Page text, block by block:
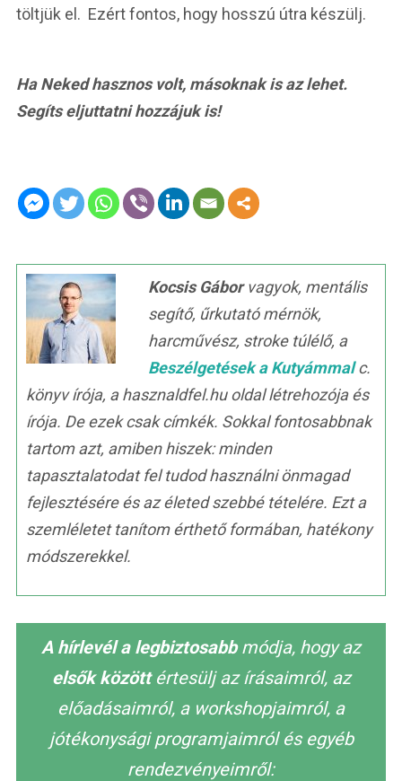
töltjük el. Ezért fontos, hogy hosszú útra készülj.
Ha Neked hasznos volt, másoknak is az lehet.
Segíts eljuttatni hozzájuk is!
Kocsis Gáborvagyok, mentális
segítő, űrkutató mérnök,
harcművész, stroke túlélő, a
Beszélgetések a Kutyámmalc.
könyv írója, a hasznaldfel.hu oldal létrehozója és
írója. De ezek csak címkék. Sokkal fontosabbnak
tartom azt, amiben hiszek: minden
tapasztalatodat fel tudod használni önmagad
fejlesztésére és az életed szebbé tételére. Ezt a
szemléletet tanítom érthető formában, hatékony
módszerekkel.
A hírlevél a legbiztosabbmódja, hogy az
elsők közöttértesülj az írásaimról, az
előadásaimról, a workshopjaimról, a
jótékonysági programjaimról és egyéb
rendezvényeimről: